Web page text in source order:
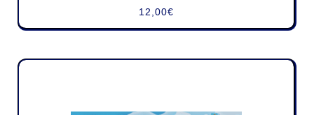
12,00€